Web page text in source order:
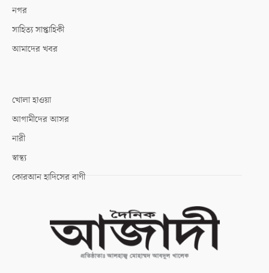
নগর
সাহিত্য সাপ্তাহিকী
আমাদের খবর
খোলা হাওয়া
আগামীদের আসর
নারী
স্বাস্থ্য
কোরআন হাদিসের বাণী